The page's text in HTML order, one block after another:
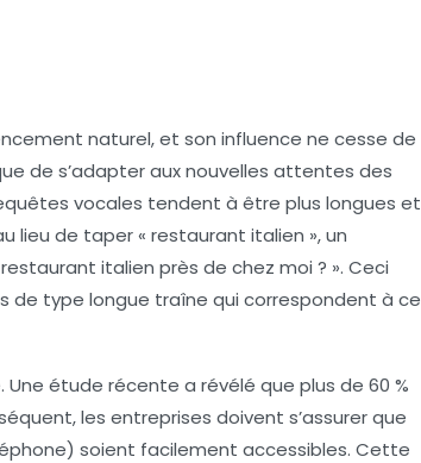
naturel, et son influence ne cesse de
de s’adapter aux nouvelles attentes des
vocales tendent à être plus longues et
lieu de taper « restaurant italien », un
italien près de chez moi ? ». Ceci
de type longue traîne qui correspondent à ce
. Une étude récente a révélé que plus de 60 %
les entreprises doivent s’assurer que
soient facilement accessibles. Cette